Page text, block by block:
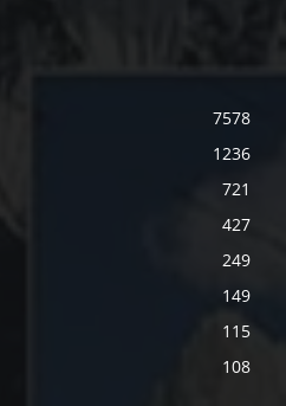
7578
1236
721
427
249
149
115
108